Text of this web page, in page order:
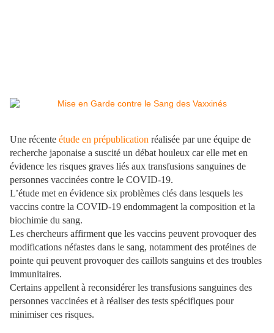
Une récente étude en prépublication réalisée par une équipe de
recherche japonaise a suscité un débat houleux car elle met en
évidence les risques graves liés aux transfusions sanguines de
personnes vaccinées contre le COVID-19.
L’étude met en évidence six problèmes clés dans lesquels les
vaccins contre la COVID-19 endommagent la composition et la
biochimie du sang.
Les chercheurs affirment que les vaccins peuvent provoquer des
modifications néfastes dans le sang, notamment des protéines de
pointe qui peuvent provoquer des caillots sanguins et des troubles
immunitaires.
Certains appellent à reconsidérer les transfusions sanguines des
personnes vaccinées et à réaliser des tests spécifiques pour
minimiser ces risques.